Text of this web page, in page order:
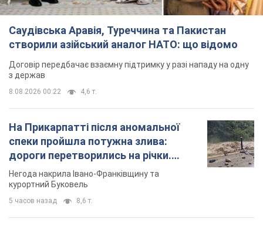
Саудівська Аравія, Туреччина та Пакистан
створили азійський аналог НАТО: що відомо
Договір передбачає взаємну підтримку у разі нападу на одну
з держав
8.08.2026 00:22 4,6 т.
На Прикарпатті після аномальної
спеки пройшла потужна злива:
дороги перетворились на річки.
Відео
Негода накрила Івано-Франківщину та
курортний Буковель
5 часов назад 8,6 т.